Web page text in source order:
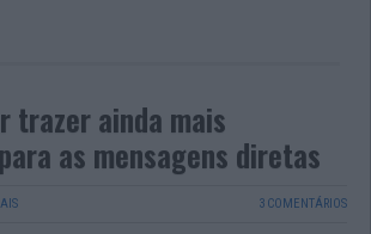
trazer ainda mais
as mensagens diretas
3 COMENTÁRIOS